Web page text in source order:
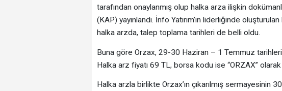
tarafından onaylanmış olup halka arza ilişkin
(KAP) yayınlandı. İnfo Yatırım’ın liderliğinde
halka arzda, talep toplama tarihleri de belli oldu.
Buna göre Orzax, 29-30 Haziran – 1 Temmuz
Halka arz fiyatı 69 TL, borsa kodu ise “ORZAX”
Halka arzla birlikte Orzax’ın çıkarılmış sermayesinin